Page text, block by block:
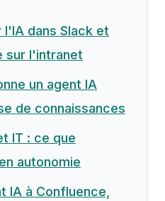
l'IA dans Slack et
sur l'intranet
un agent IA
de connaissances
IT : ce que
autonomie
IA à Confluence,